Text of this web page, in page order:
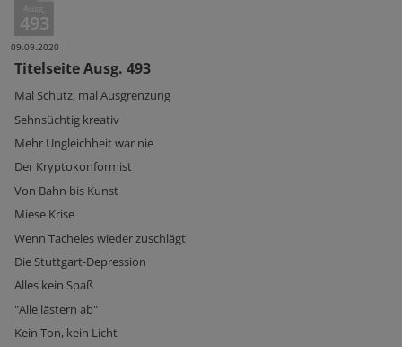
Ausg.
493
09.09.2020
Titelseite Ausg. 493
Mal Schutz, mal Ausgrenzung
Sehnsüchtig kreativ
Mehr Ungleichheit war nie
Der Kryptokonformist
Von Bahn bis Kunst
Miese Krise
Wenn Tacheles wieder zuschlägt
Die Stuttgart-Depression
Alles kein Spaß
"Alle lästern ab"
Kein Ton, kein Licht